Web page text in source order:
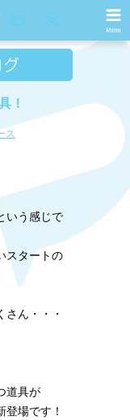
！
ス
いう感じで
スタートの
さん・・・
道具が
登場です！